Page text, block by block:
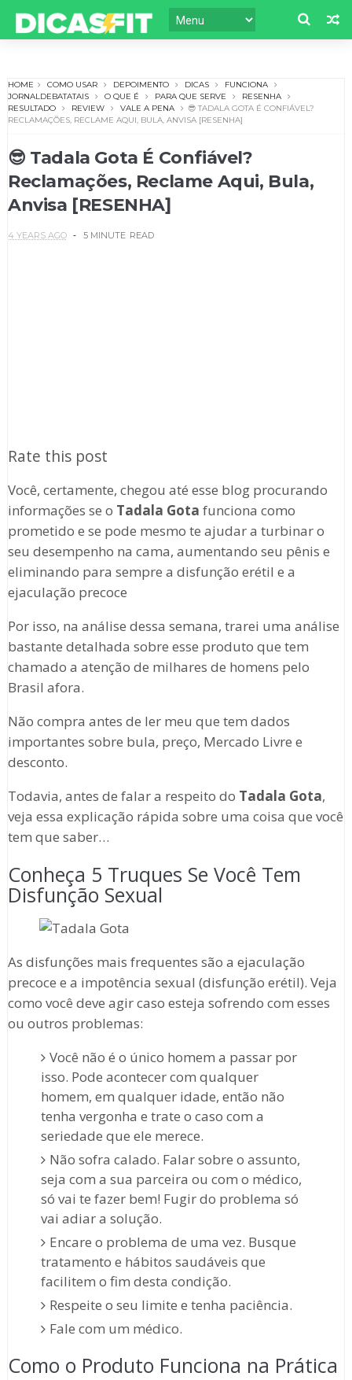
HOME COMO USAR DEPOIMENTO DICAS
FUNCIONA
JORNALDEBATATAIS
O QUE É PARA QUE SERVE
RESENHA
RESULTADO
REVIEW VALE A PENA
😎 TADALA GOTA É CONFIÁVEL?
RECLAMAÇÕES, RECLAME AQUI, BULA, ANVISA [RESENHA]
😎 Tadala Gota É Confiável?
Reclamações, Reclame Aqui, Bula,
Anvisa [RESENHA]
4 YEARS AGO 5 MINUTE READ
Rate this post
Você, certamente, chegou até esse blog procurando
informações se o Tadala Gota funciona como
prometido e se pode mesmo te ajudar a turbinar o
seu desempenho na cama, aumentando seu pênis e
eliminando para sempre a disfunção erétil e a
ejaculação precoce
Por isso, na análise dessa semana, trarei uma análise
bastante detalhada sobre esse produto que tem
chamado a atenção de milhares de homens pelo
Brasil afora.
Não compra antes de ler meu que tem dados
importantes sobre bula, preço, Mercado Livre e
desconto.
Todavia, antes de falar a respeito do Tadala Gota,
veja essa explicação rápida sobre uma coisa que você
tem que saber…
Conheça 5 Truques Se Você Tem
Disfunção Sexual
As disfunções mais frequentes são a ejaculação
precoce e a impotência sexual (disfunção erétil). Veja
como você deve agir caso esteja sofrendo com esses
ou outros problemas:
Você não é o único homem a passar por
isso. Pode acontecer com qualquer
homem, em qualquer idade, então não
tenha vergonha e trate o caso com a
seriedade que ele merece.
Não sofra calado. Falar sobre o assunto,
seja com a sua parceira ou com o médico,
só vai te fazer bem! Fugir do problema só
vai adiar a solução.
Encare o problema de uma vez. Busque
tratamento e hábitos saudáveis que
facilitem o fim desta condição.
Respeite o seu limite e tenha paciência.
Fale com um médico.
Como o Produto Funciona na Prática